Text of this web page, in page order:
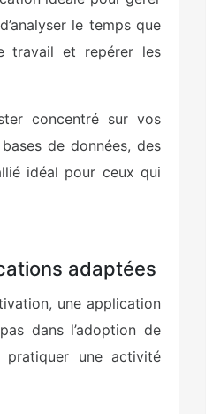
le temps que
travail et repérer les
concentré sur vos
de données, des
idéal pour ceux qui
adaptées
une application
dans l’adoption de
une activité